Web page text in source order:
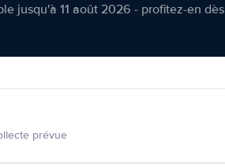
jusqu'à 11 août 2026 - profitez-en dès
prévue